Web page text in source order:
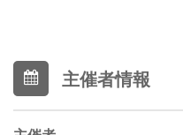
主催者情報